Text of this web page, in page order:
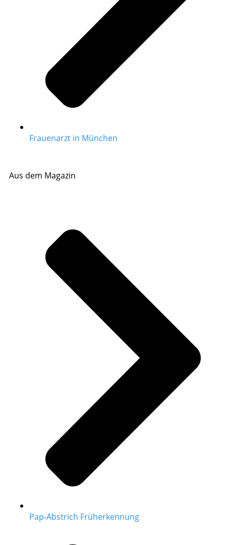
Frauenarzt in München
Aus dem Magazin
Pap-Abstrich Früherkennung